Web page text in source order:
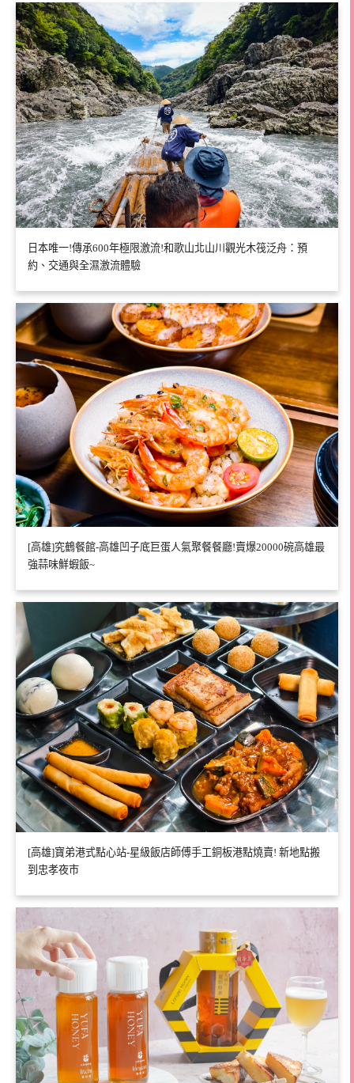
日本唯一!傳承600年極限激流!和歌山北山川觀光木筏泛舟：預
約、交通與全濕激流體驗
[高雄]究鶴餐館-高雄凹子底巨蛋人氣聚餐餐廳!賣爆20000碗高雄最
強蒜味鮮蝦飯~
[高雄]寶弟港式點心站-星級飯店師傅手工銅板港點燒賣! 新地點搬
到忠孝夜市